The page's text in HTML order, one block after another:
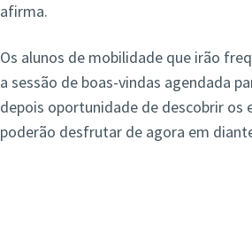
afirma.
Os alunos de mobilidade que irão
a sessão de boas-vindas agendada
depois oportunidade de descobrir
poderão desfrutar de agora em